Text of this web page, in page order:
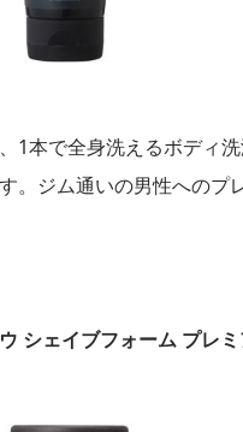
1本で全身洗えるボディ
。ジム通いの男性への
シェイブフォーム プレ